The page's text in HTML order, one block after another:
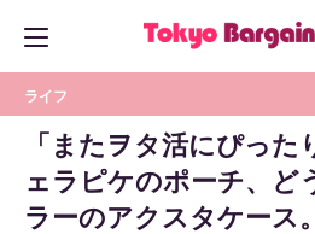
ライフ
「またヲタ活にぴった
ェラピケのポーチ、ど
ラーのアクスタケース。